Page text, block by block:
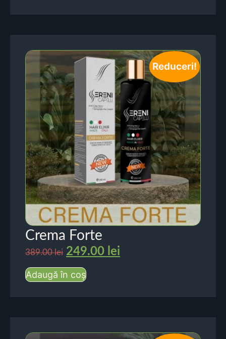
Reduceri!
Crema Forte
389.00lei 249.00 lei
Adaugă în coș